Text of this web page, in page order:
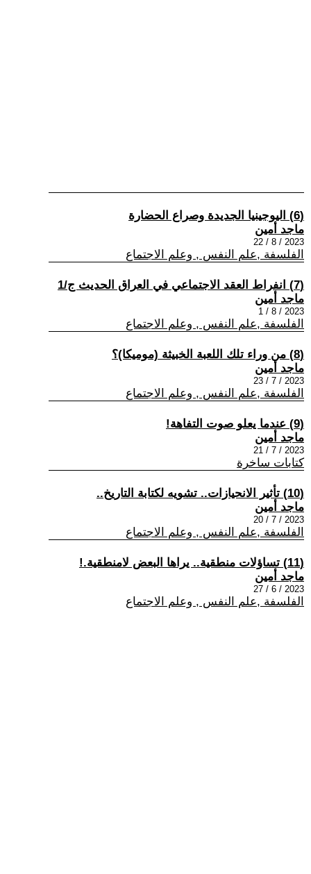
(6) اليوجينيا الجديدة وصراع الحضارة
ماجد أمين
2023 / 8 / 22
الفلسفة ,علم النفس , وعلم الاجتماع
(7) انفراط العقد الاجتماعي في العراق الحديث ج/1
ماجد أمين
2023 / 8 / 1
الفلسفة ,علم النفس , وعلم الاجتماع
(8) من وراء تلك اللعبة الخبيثة (موميكا)؟
ماجد أمين
2023 / 7 / 23
الفلسفة ,علم النفس , وعلم الاجتماع
(9) عندما يعلو صوت التفاهة!
ماجد أمين
2023 / 7 / 21
كتابات ساخرة
(10) تأثير الانحيازات.. تشويه لكتابة التاريخ..
ماجد أمين
2023 / 7 / 20
الفلسفة ,علم النفس , وعلم الاجتماع
(11) تساؤلات منطقية.. يراها البعض لامنطقية.!
ماجد أمين
2023 / 6 / 27
الفلسفة ,علم النفس , وعلم الاجتماع